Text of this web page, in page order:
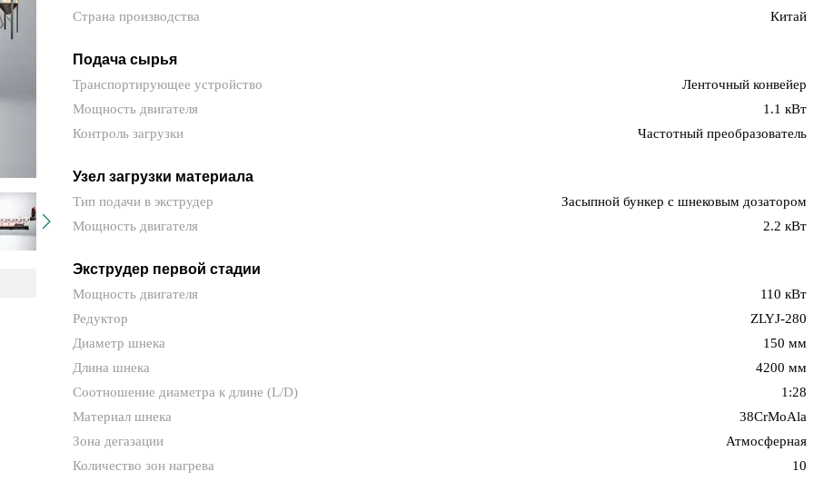
Страна производства
Китай
Подача сырья
Транспортирующее устройство
Ленточный конвейер
Мощность двигателя
1.1 кВт
Контроль загрузки
Частотный преобразователь
Узел загрузки материала
Тип подачи в экструдер
Засыпной бункер с шнековым дозатором
Мощность двигателя
2.2 кВт
Экструдер первой стадии
Мощность двигателя
110 кВт
Редуктор
ZLYJ-280
Диаметр шнека
150 мм
Длина шнека
4200 мм
Соотношение диаметра к длине (L/D)
1:28
Материал шнека
38CrMoAla
Зона дегазации
Атмосферная
Количество зон нагрева
10